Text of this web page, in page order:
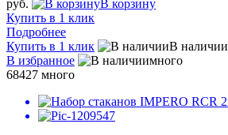
руб.
В корзину
Купить в 1 клик
Подробнее
Купить в 1 клик
В наличии
В избранное
много
68427 много